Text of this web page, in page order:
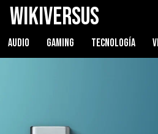
WikiVersus
AUDIO GAMING TECNOLOGÍA